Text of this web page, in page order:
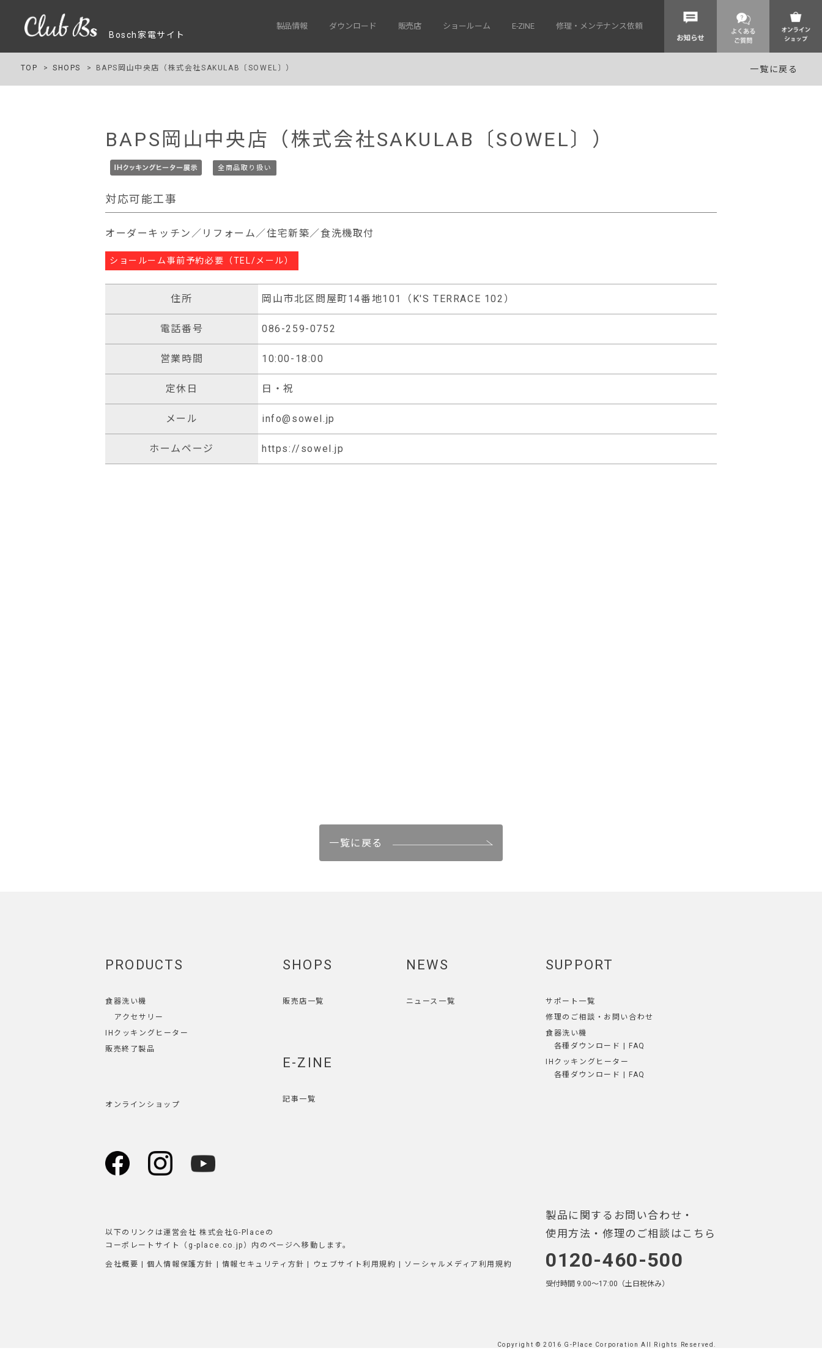
Bosch家電サイト
製品情報 ダウンロード 販売店 ショールーム E-ZINE 修理・メンテナンス依頼
TOP SHOPS BAPS岡山中央店（株式会社SAKULAB〔SOWEL〕） 一覧に戻る
BAPS岡山中央店（株式会社SAKULAB〔SOWEL〕）
全商品取り扱い
対応可能工事
オーダーキッチン／リフォーム／住宅新築／食洗機取付
ショールーム事前予約必要（TEL/メール）
住所 岡山市北区問屋町14番地101（K'S TERRACE 102）
電話番号 086-259-0752
営業時間 10:00-18:00
定休日 日・祝
メール info@sowel.jp
ホームページ https://sowel.jp
一覧に戻る
PRODUCTS
食器洗い機
アクセサリー
IHクッキングヒーター
販売終了製品
オンラインショップ
SHOPS
販売店一覧
E-ZINE
記事一覧
NEWS
ニュース一覧
SUPPORT
サポート一覧
修理のご相談 ・ お問い合わせ
食器洗い機
各種ダウンロード
FAQ
IHクッキングヒーター
各種ダウンロード
FAQ
以下のリンクは運営会社 株式会社G-Placeの
コーポレートサイト（g-place.co.jp）内の ページへ移動します。
会社概要 |個人情報保護方針 | 情報セキュリティ方針 | ウェブサイト利用規約 | ソーシャルメディア利用規約
製品に関するお問い合わせ・
使用方法・修理のご相談はこちら
0120-460-500
受付時間 9:00〜17:00（土日祝休み）
Copyright © 2016 G-Place Corporation All Rights Reserved.